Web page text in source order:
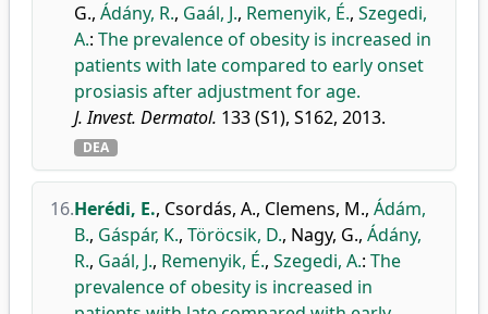
G., Ádány, R., Gaál, J., Remenyik, É., Szegedi,
A.: The prevalence of obesity is increased in
patients with late compared to early onset
prosiasis after adjustment for age.
J. Invest. Dermatol. 133 (S1), S162, 2013.
DEA
16.Herédi, E., Csordás, A., Clemens, M., Ádám,
B., Gáspár, K., Töröcsik, D., Nagy, G., Ádány,
R., Gaál, J., Remenyik, É., Szegedi, A.: The
prevalence of obesity is increased in